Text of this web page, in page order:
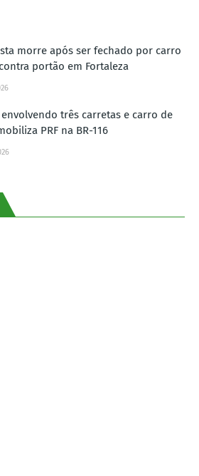
morre após ser fechado por carro
portão em Fortaleza
três carretas e carro de
PRF na BR-116